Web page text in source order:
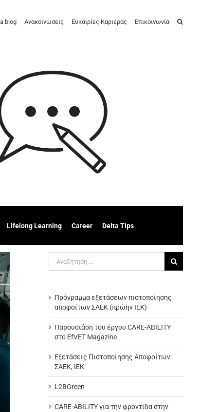
blog Ανακοινώσεις Ευκαιρίες Καριέρας Επικοινωνία
Lifelong Learning Career Delta Tips
για:
Πρόγραμμα εξετάσεων πιστοποίησης
αποφοίτων ΣΑΕΚ (πρώην ΙΕΚ)
Παρουσιάση του έργου CARE-ABILITY
στο EfVET Magazine
Εξετάσεις Πιστοποίησης Αποφοίτων
ΣΑΕΚ, ΙΕΚ
L2BGreen
CARE-ABILITY για την φροντίδα στην